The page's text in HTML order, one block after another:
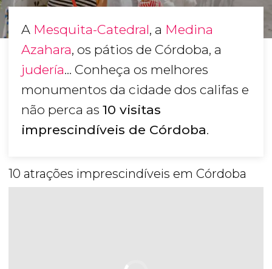
A Mesquita-Catedral, a Medina
Azahara, os pátios de Córdoba, a
judería... Conheça os melhores
monumentos da cidade dos califas e
não perca as 10 visitas
imprescindíveis de Córdoba.
10 atrações imprescindíveis em Córdoba